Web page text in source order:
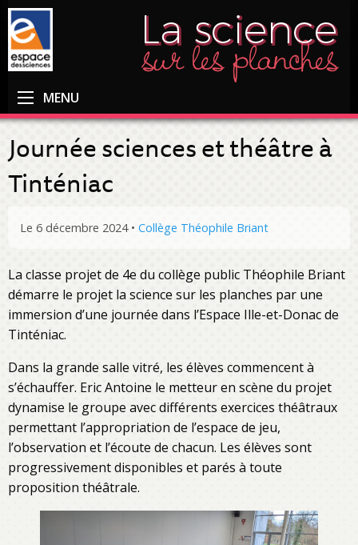
MENU
Journée sciences et théâtre à
Tinténiac
Le 6 décembre 2024 • Collège Théophile Briant
La classe projet de 4e du collège public Théophile Briant
démarre le projet la science sur les planches par une
immersion d’une journée dans l’Espace Ille-et-Donac de
Tinténiac.
Dans la grande salle vitré, les élèves commencent à
s’échauffer. Eric Antoine le metteur en scène du projet
dynamise le groupe avec différents exercices théâtraux
permettant l’appropriation de l’espace de jeu,
l’observation et l’écoute de chacun. Les élèves sont
progressivement disponibles et parés à toute
proposition théâtrale.